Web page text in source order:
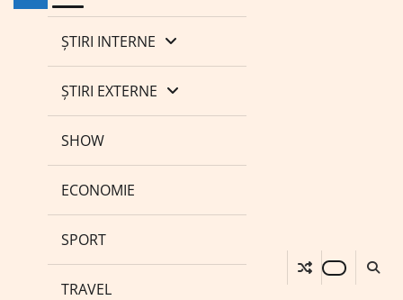
ȘTIRI INTERNE
ȘTIRI EXTERNE
SHOW
ECONOMIE
SPORT
TRAVEL